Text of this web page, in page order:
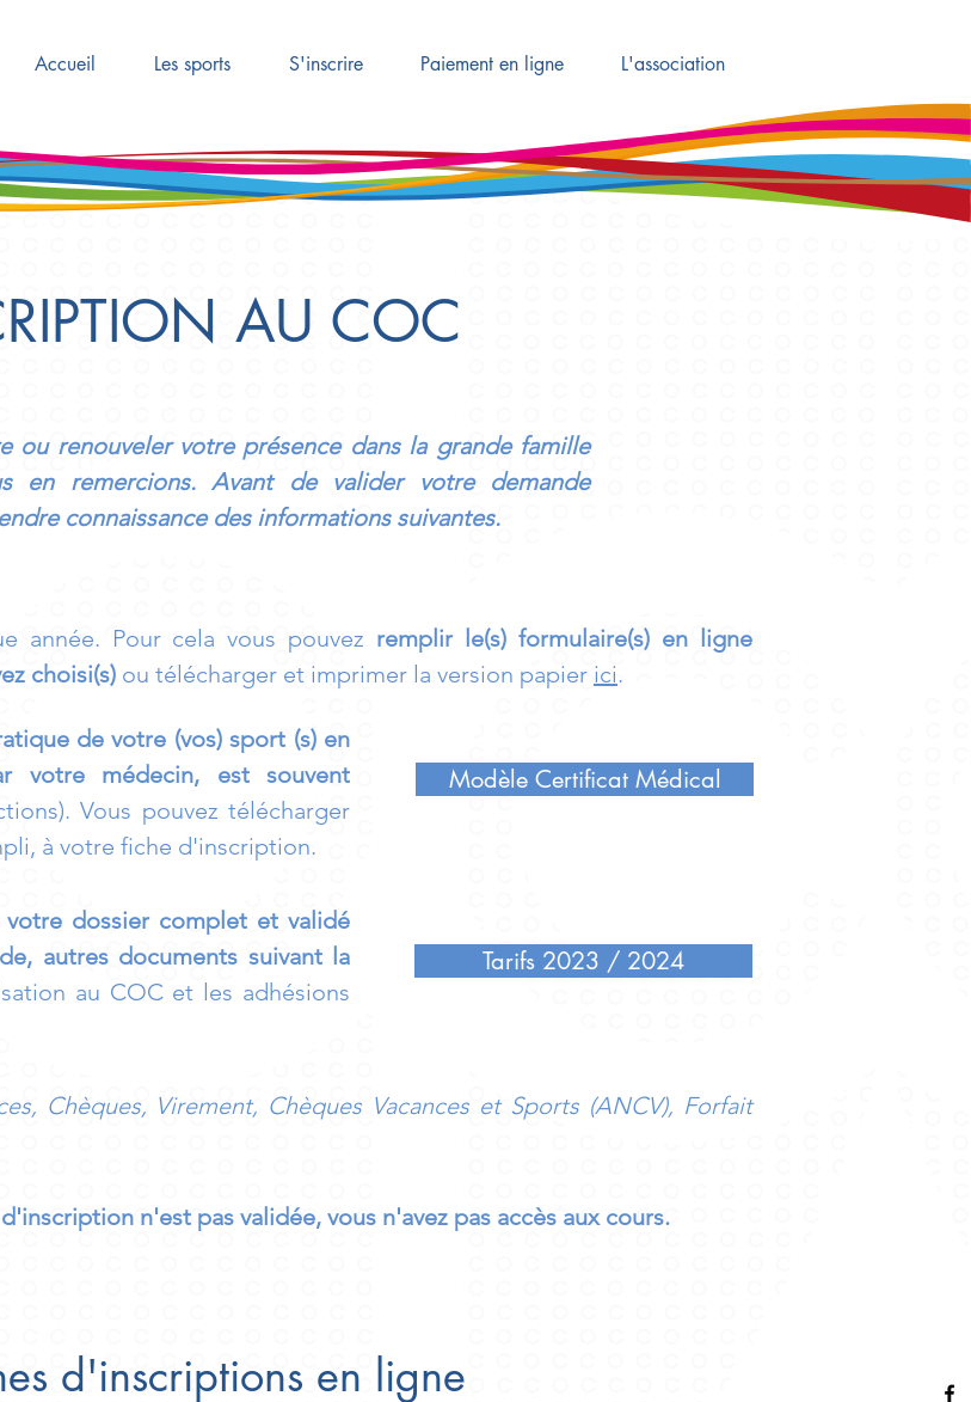
Accueil Les sports S'inscrire Paiement en ligne L'association
AU COC
ou renouveler votre présence dans la grande famille
en remercions. Avant de valider votre demande
connaissance des informations suivantes.
année. Pour cela vous pouvez remplir le(s) formulaire(s) en ligne
choisi(s) ou télécharger et imprimer la version papier ici.
de votre (vos) sport (s) en
votre médecin, est souvent
Vous pouvez télécharger
à votre fiche d'inscription.
Modèle Certificat Médical
dossier complet et validé
autres documents suivant la
au COC et les adhésions
Tarifs 2023 / 2024
Chèques, Virement, Chèques Vacances et Sports (ANCV), Forfait
n'est pas validée, vous n'avez pas accès aux cours.
d'inscriptions en ligne